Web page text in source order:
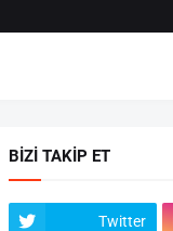
BIZI TAKIP ET
Twitter